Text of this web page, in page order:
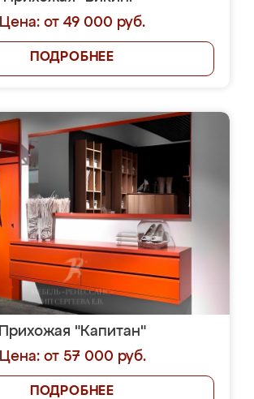
Цена: от 49 000 руб.
ПОДРОБНЕЕ
Прихожая "Капитан"
Цена: от 57 000 руб.
ПОДРОБНЕЕ